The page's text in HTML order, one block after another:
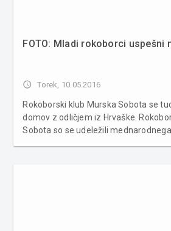
FOTO: Mladi rokoborci uspešni
access_time Torek, 10.05.2016
Rokoborski klub Murska Sobota se
domov z odličjem iz Hrvaške.
Sobota so se udeležili